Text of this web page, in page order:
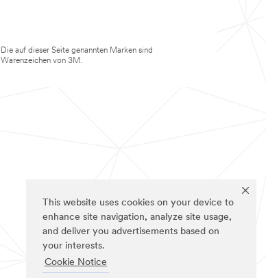
This website uses cookies on your device to
enhance site navigation, analyze site usage,
and deliver you advertisements based on
your interests.
Cookie Notice
Die auf dieser Seite genannten Marken sind
Warenzeichen von 3M.